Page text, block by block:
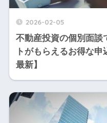
2026-02-05
不動産投資の個別面談
トがもらえるお得な
最新】